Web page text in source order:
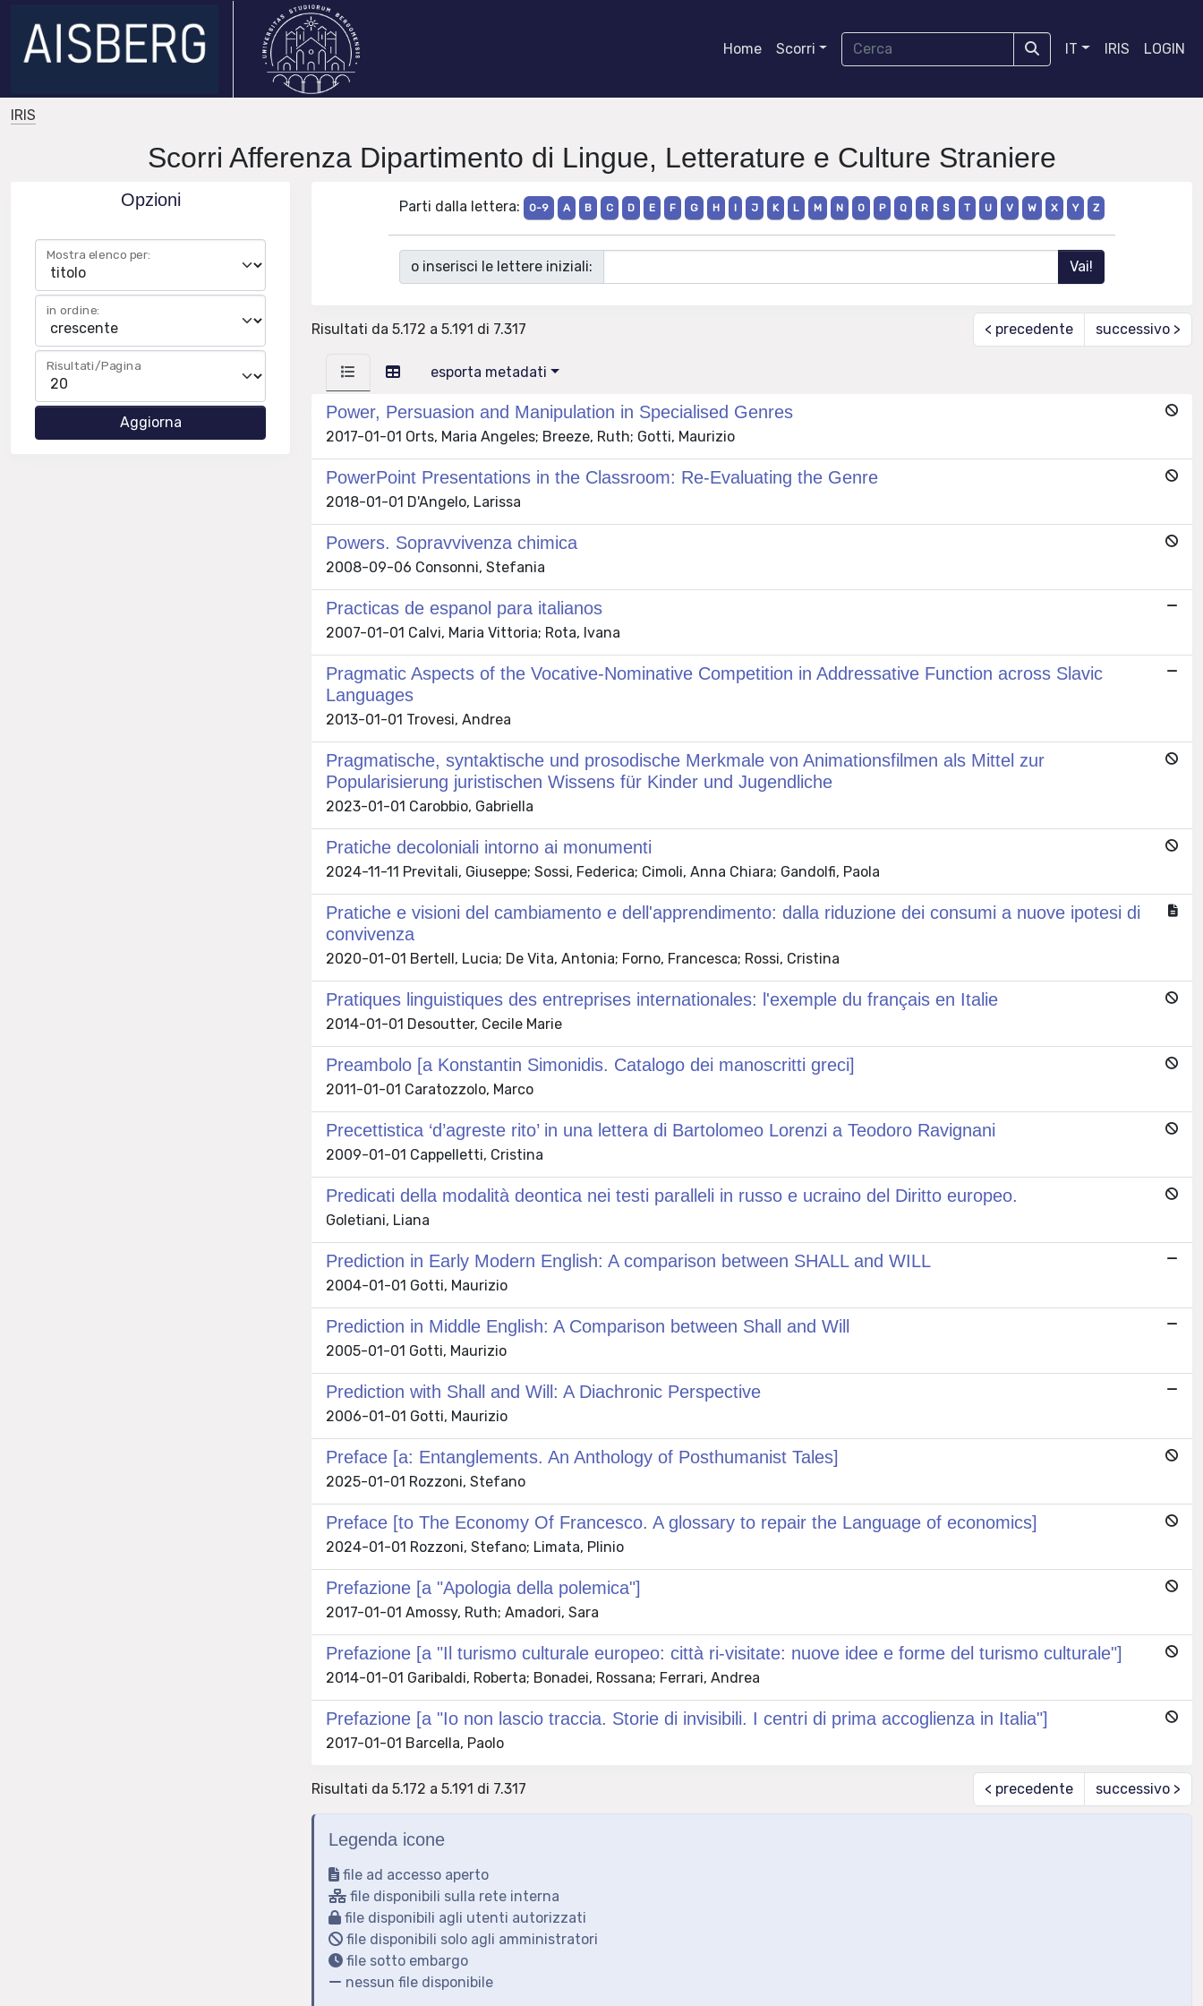
Home Scorri IT IRIS LOGIN
IRIS
Scorri Afferenza Dipartimento di Lingue, Letterature e Culture Straniere
Opzioni
Mostra elenco per:
in ordine:
Risultati/Pagina
Parti dalla lettera: 0-9 A B C D E F G H I J K L M N O P Q R S T U V W X Y Z
o inserisci le lettere iniziali:
Risultati da 5.172 a 5.191 di 7.317 < precedente successivo >
esporta metadati
Power, Persuasion and Manipulation in Specialised Genres
2017-01-01 Orts, Maria Angeles; Breeze, Ruth; Gotti, Maurizio
PowerPoint Presentations in the Classroom: Re-Evaluating the Genre
2018-01-01 D'Angelo, Larissa
Powers. Sopravvivenza chimica
2008-09-06 Consonni, Stefania
Practicas de espanol para italianos
2007-01-01 Calvi, Maria Vittoria; Rota, Ivana
Pragmatic Aspects of the Vocative-Nominative Competition in Addressative Function across Slavic
Languages
2013-01-01 Trovesi, Andrea
Pragmatische, syntaktische und prosodische Merkmale von Animationsfilmen als Mittel zur
Popularisierung juristischen Wissens für Kinder und Jugendliche
2023-01-01 Carobbio, Gabriella
Pratiche decoloniali intorno ai monumenti
2024-11-11 Previtali, Giuseppe; Sossi, Federica; Cimoli, Anna Chiara; Gandolfi, Paola
Pratiche e visioni del cambiamento e dell'apprendimento: dalla riduzione dei consumi a nuove ipotesi di
convivenza
2020-01-01 Bertell, Lucia; De Vita, Antonia; Forno, Francesca; Rossi, Cristina
Pratiques linguistiques des entreprises internationales: l'exemple du français en Italie
2014-01-01 Desoutter, Cecile Marie
Preambolo [a Konstantin Simonidis. Catalogo dei manoscritti greci]
2011-01-01 Caratozzolo, Marco
Precettistica ‘d’agreste rito’ in una lettera di Bartolomeo Lorenzi a Teodoro Ravignani
2009-01-01 Cappelletti, Cristina
Predicati della modalità deontica nei testi paralleli in russo e ucraino del Diritto europeo.
Goletiani, Liana
Prediction in Early Modern English: A comparison between SHALL and WILL
2004-01-01 Gotti, Maurizio
Prediction in Middle English: A Comparison between Shall and Will
2005-01-01 Gotti, Maurizio
Prediction with Shall and Will: A Diachronic Perspective
2006-01-01 Gotti, Maurizio
Preface [a: Entanglements. An Anthology of Posthumanist Tales]
2025-01-01 Rozzoni, Stefano
Preface [to The Economy Of Francesco. A glossary to repair the Language of economics]
2024-01-01 Rozzoni, Stefano; Limata, Plinio
Prefazione [a "Apologia della polemica"]
2017-01-01 Amossy, Ruth; Amadori, Sara
Prefazione [a "Il turismo culturale europeo: città ri-visitate: nuove idee e forme del turismo culturale"]
2014-01-01 Garibaldi, Roberta; Bonadei, Rossana; Ferrari, Andrea
Prefazione [a "Io non lascio traccia. Storie di invisibili. I centri di prima accoglienza in Italia"]
2017-01-01 Barcella, Paolo
Risultati da 5.172 a 5.191 di 7.317 < precedente successivo >
Legenda icone
file ad accesso aperto
file disponibili sulla rete interna
file disponibili agli utenti autorizzati
file disponibili solo agli amministratori
file sotto embargo
nessun file disponibile